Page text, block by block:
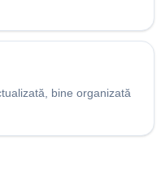
bine organizată